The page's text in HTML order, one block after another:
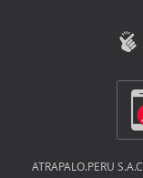
ATRAPALO.PERU